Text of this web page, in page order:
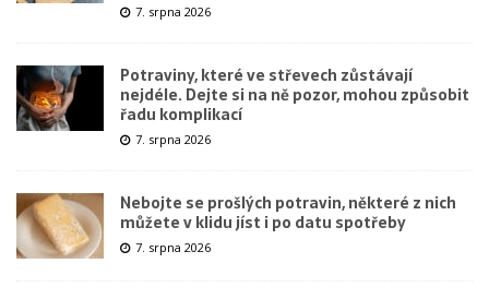
7. srpna 2026
Potraviny, které ve střevech zůstávají
nejdéle. Dejte si na ně pozor, mohou způsobit
řadu komplikací
7. srpna 2026
Nebojte se prošlých potravin, některé z nich
můžete v klidu jíst i po datu spotřeby
7. srpna 2026